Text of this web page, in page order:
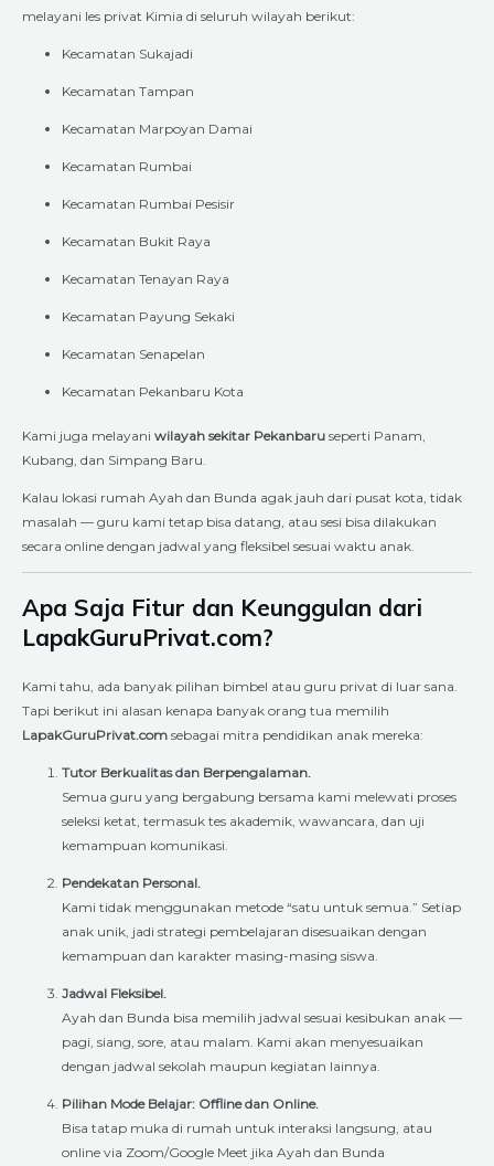
melayani les privat Kimia di seluruh wilayah berikut:
Kecamatan Sukajadi
Kecamatan Tampan
Kecamatan Marpoyan Damai
Kecamatan Rumbai
Kecamatan Rumbai Pesisir
Kecamatan Bukit Raya
Kecamatan Tenayan Raya
Kecamatan Payung Sekaki
Kecamatan Senapelan
Kecamatan Pekanbaru Kota
Kami juga melayani wilayah sekitar Pekanbaru seperti Panam,
Kubang, dan Simpang Baru.
Kalau lokasi rumah Ayah dan Bunda agak jauh dari pusat kota, tidak
masalah — guru kami tetap bisa datang, atau sesi bisa dilakukan
secara online dengan jadwal yang fleksibel sesuai waktu anak.
Apa Saja Fitur dan Keunggulan dari
LapakGuruPrivat.com?
Kami tahu, ada banyak pilihan bimbel atau guru privat di luar sana.
Tapi berikut ini alasan kenapa banyak orang tua memilih
LapakGuruPrivat.com sebagai mitra pendidikan anak mereka:
Tutor Berkualitas dan Berpengalaman.
Semua guru yang bergabung bersama kami melewati proses
seleksi ketat, termasuk tes akademik, wawancara, dan uji
kemampuan komunikasi.
Pendekatan Personal.
Kami tidak menggunakan metode “satu untuk semua.” Setiap
anak unik, jadi strategi pembelajaran disesuaikan dengan
kemampuan dan karakter masing-masing siswa.
Jadwal Fleksibel.
Ayah dan Bunda bisa memilih jadwal sesuai kesibukan anak —
pagi, siang, sore, atau malam. Kami akan menyesuaikan
dengan jadwal sekolah maupun kegiatan lainnya.
Pilihan Mode Belajar: Offline dan Online.
Bisa tatap muka di rumah untuk interaksi langsung, atau
online via Zoom/Google Meet jika Ayah dan Bunda